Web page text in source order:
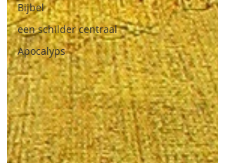
Bijbel
een schilder centraal
Apocalyps